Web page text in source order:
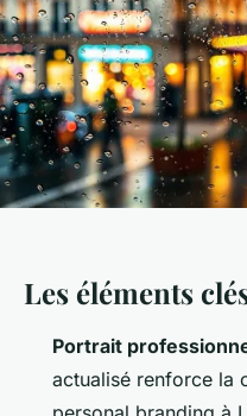
Les éléments
Portrait
actualisé renforce la